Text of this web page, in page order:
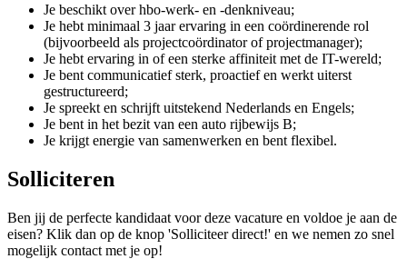
Je beschikt over hbo-werk- en -denkniveau;
Je hebt minimaal 3 jaar ervaring in een coördinerende rol
(bijvoorbeeld als projectcoördinator of projectmanager);
Je hebt ervaring in of een sterke affiniteit met de IT-wereld;
Je bent communicatief sterk, proactief en werkt uiterst
gestructureerd;
Je spreekt en schrijft uitstekend Nederlands en Engels;
Je bent in het bezit van een auto rijbewijs B;
Je krijgt energie van samenwerken en bent flexibel.
Solliciteren
Ben jij de perfecte kandidaat voor deze vacature en voldoe je aan de
eisen? Klik dan op de knop 'Solliciteer direct!' en we nemen zo snel
mogelijk contact met je op!